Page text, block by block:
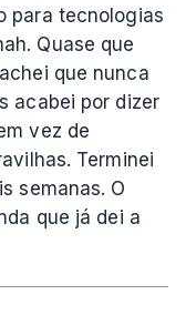
para tecnologias
Quase que
que nunca
acabei por dizer
vez de
Terminei
semanas. O
que já dei a